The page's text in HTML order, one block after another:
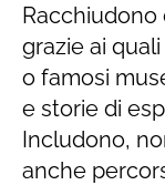
Racchiudono
grazie ai
o famosi
e storie di
Includono,
anche